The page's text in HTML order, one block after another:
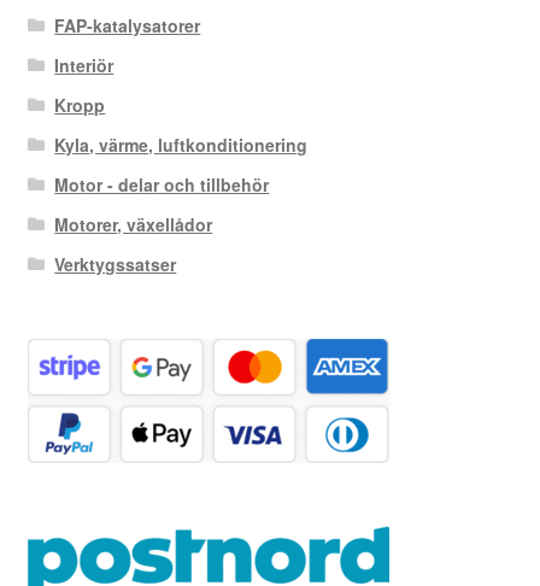
FAP-katalysatorer
Interiör
Kropp
Kyla, värme, luftkonditionering
Motor - delar och tillbehör
Motorer, växellådor
Verktygssatser